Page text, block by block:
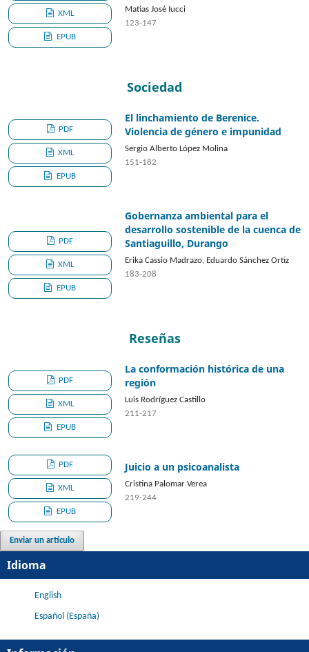
Matías José Iucci
123-147
XML
EPUB
Sociedad
El linchamiento de Berenice.
Violencia de género e impunidad
Sergio Alberto López Molina
151-182
PDF
XML
EPUB
Gobernanza ambiental para el
desarrollo sostenible de la cuenca de
Santiaguillo, Durango
Erika Cassio Madrazo, Eduardo Sánchez Ortiz
183-208
PDF
XML
EPUB
Reseñas
La conformación histórica de una
región
Luis Rodríguez Castillo
211-217
PDF
XML
EPUB
Juicio a un psicoanalista
Cristina Palomar Verea
219-244
PDF
XML
EPUB
Enviar un artículo
Idioma
English
Español (España)